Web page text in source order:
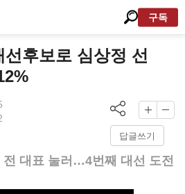
구독
후보로 심상정 선
답글쓰기
전 대표 눌러…4번째 대선 도전